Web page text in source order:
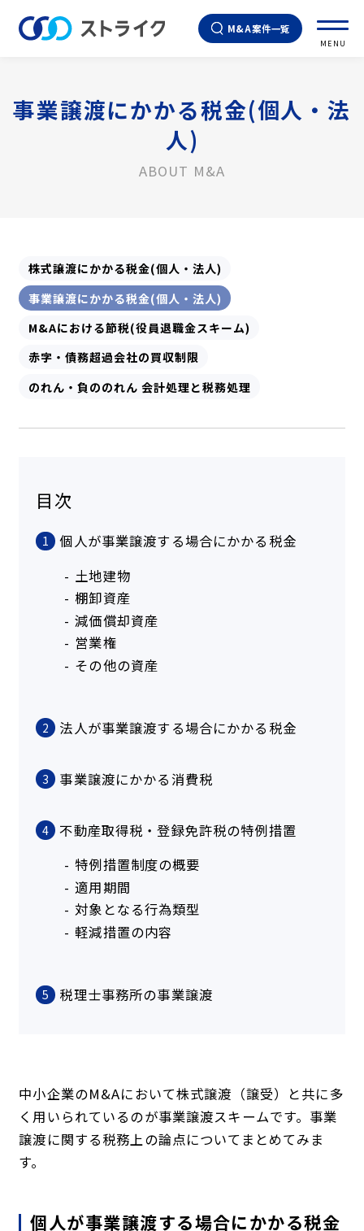
M&A案件一覧
MENU
事業譲渡にかかる税金(個人・法
人)
ABOUT M&A
株式譲渡にかかる税金(個人・法人)
事業譲渡にかかる税金(個人・法人)
M&Aにおける節税(役員退職金スキーム)
赤字・債務超過会社の買収制限
のれん・負ののれん 会計処理と税務処理
目次
1
個人が事業譲渡する場合にかかる税金
土地建物
棚卸資産
減価償却資産
営業権
その他の資産
2 法人が事業譲渡する場合にかかる税金
3 事業譲渡にかかる消費税
4
不動産取得税・登録免許税の特例措置
特例措置制度の概要
適用期間
対象となる行為類型
軽減措置の内容
5 税理士事務所の事業譲渡
中小企業のM&Aにおいて株式譲渡（譲受）と共に多
く用いられているのが事業譲渡スキームです。事業
譲渡に関する税務上の論点についてまとめてみま
す。
個人が事業譲渡する場合にかかる税金